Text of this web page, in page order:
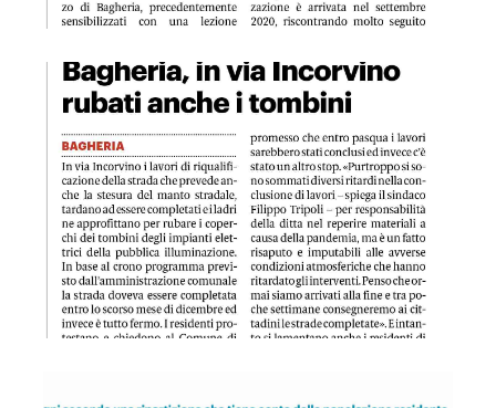
GDS 16/04/2023 Bagheria, in via Incorvino rubati anche i